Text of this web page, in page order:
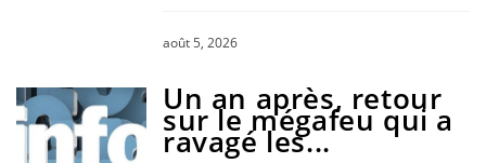
août 5, 2026
Un an après, retour
sur le mégafeu qui a
ravagé les...